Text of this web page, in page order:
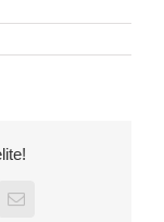
Email